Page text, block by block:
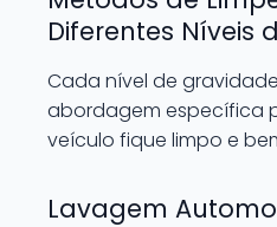
Diferentes Níveis
Cada nível de
abordagem específica
veículo fique limpo e
Lavagem